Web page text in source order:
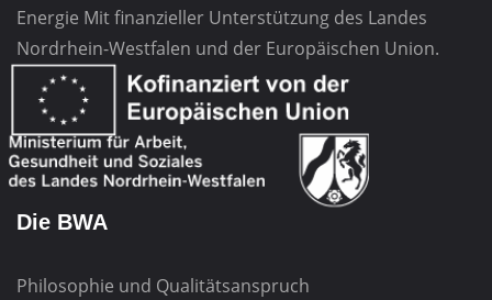
Energie Mit finanzieller Unterstützung des Landes
Nordrhein-Westfalen und der Europäischen Union.
Die BWA
Philosophie und Qualitätsanspruch